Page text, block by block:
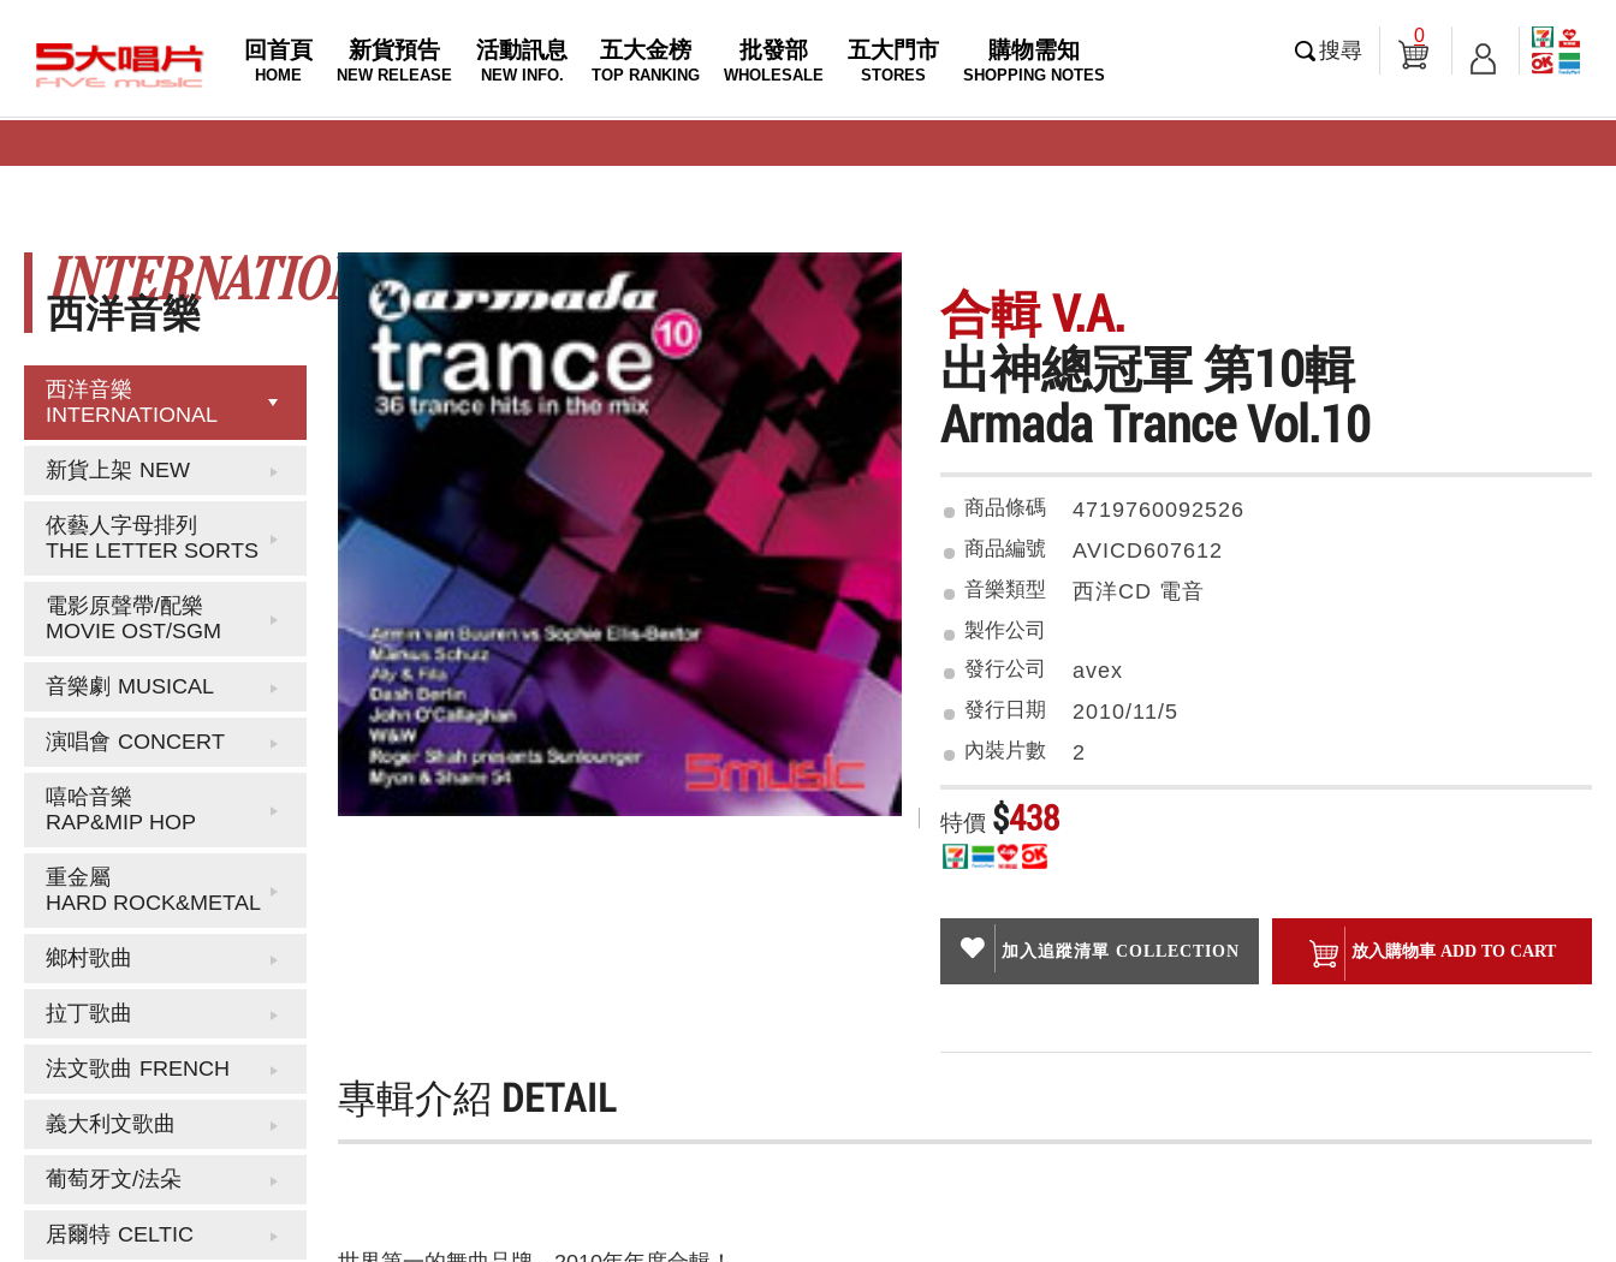
回首頁
HOME
新貨預告
NEW RELEASE
活動訊息
NEW INFO.
五大金榜
TOP RANKING
批發部
WHOLESALE
五大門市
STORES
購物需知
SHOPPING NOTES
搜尋
0
西洋音樂
INTERNATIONAL
西洋音樂
INTERNATIONAL
新貨上架 NEW
依藝人字母排列
THE LETTER SORTS
電影原聲帶/配樂
MOVIE OST/SGM
音樂劇 MUSICAL
演唱會 CONCERT
嘻哈音樂
RAP&MIP HOP
重金屬
HARD ROCK&METAL
鄉村歌曲
拉丁歌曲
法文歌曲 FRENCH
義大利文歌曲
葡萄牙文/法朵
居爾特 CELTIC
合輯 V.A.
出神總冠軍 第10輯
Armada Trance Vol.10
商品條碼 4719760092526
商品編號 AVICD607612
音樂類型 西洋CD 電音
製作公司
發行公司
avex
發行日期 2010/11/5
內裝片數 2
特價 $438
加入追蹤清單 COLLECTION 放入購物車 ADD TO CART
專輯介紹 DETAIL